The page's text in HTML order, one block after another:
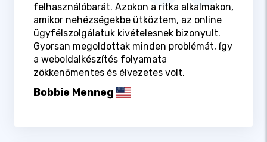
felhasználóbarát. Azokon a ritka alkalmakon,
amikor nehézségekbe ütköztem, az online
ügyfélszolgálatuk kivételesnek bizonyult.
Gyorsan megoldottak minden problémát, így
a weboldalkészítés folyamata
zökkenőmentes és élvezetes volt.
Bobbie Menneg